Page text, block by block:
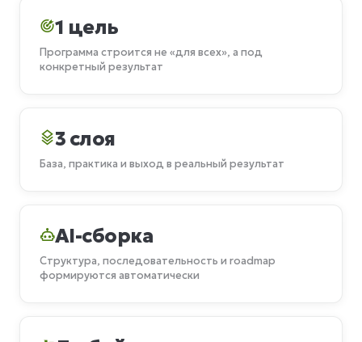
1 цель
Программа строится не «для всех», а под
конкретный результат
3 слоя
База, практика и выход в реальный результат
AI-сборка
Структура, последовательность и roadmap
формируются автоматически